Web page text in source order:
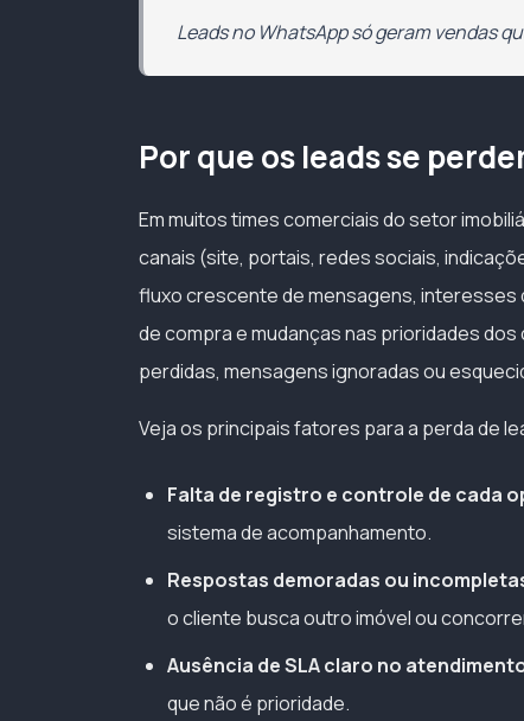
Leads no WhatsApp só geram vendas
Por que os leads se
Em muitos times comerciais do setor
canais (site, portais, redes sociais,
fluxo crescente de mensagens,
de compra e mudanças nas prioridades
perdidas, mensagens ignoradas ou
Veja os principais fatores para a perda de
Falta de registro e controle de cada
sistema de acompanhamento.
Respostas demoradas ou
o cliente busca outro imóvel ou
Ausência de SLA claro no
que não é prioridade.